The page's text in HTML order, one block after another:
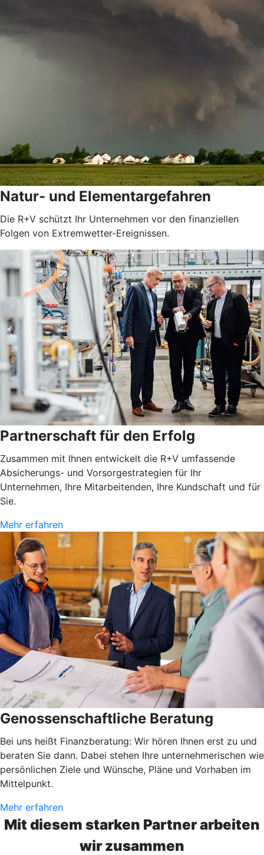
Natur- und Elementargefahren
Die R+V schützt Ihr Unternehmen vor den finanziellen
Folgen von Extremwetter-Ereignissen.
Partnerschaft für den Erfolg
Zusammen mit Ihnen entwickelt die R+V umfassende
Absicherungs- und Vorsorgestrategien für Ihr
Unternehmen, Ihre Mitarbeitenden, Ihre Kundschaft und für
Sie.
Mehr erfahren
Genossenschaftliche Beratung
Bei uns heißt Finanzberatung: Wir hören Ihnen erst zu und
beraten Sie dann. Dabei stehen Ihre unternehmerischen wie
persönlichen Ziele und Wünsche, Pläne und Vorhaben im
Mittelpunkt.
Mehr erfahren
Mit diesem starken Partner arbeiten
wir zusammen